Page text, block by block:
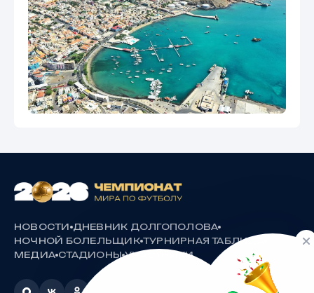
НОВОСТИ ДНЕВНИК ДОЛГОПОЛОВА
НОЧНОЙ БОЛЕЛЬЩИК ТУРНИРНАЯ ТАБЛИЦА
МЕДИА СТАДИОНЫ УЧАСТНИКИ